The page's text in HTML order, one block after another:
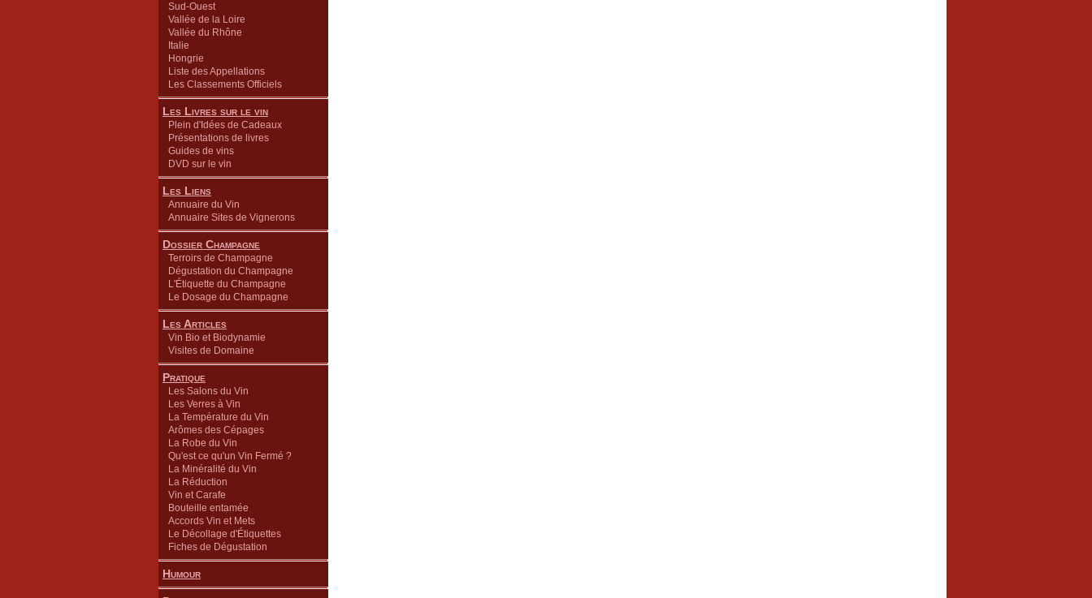
Sud-Ouest
Vallée de la Loire
Vallée du Rhône
Italie
Hongrie
Liste des Appellations
Les Classements Officiels
Les Livres sur le vin
Plein d'Idées de Cadeaux
Présentations de livres
Guides de vins
DVD sur le vin
Les Liens
Annuaire du Vin
Annuaire Sites de Vignerons
Dossier Champagne
Terroirs de Champagne
Dégustation du Champagne
L'Étiquette du Champagne
Le Dosage du Champagne
Les Articles
Vin Bio et Biodynamie
Visites de Domaine
Pratique
Les Salons du Vin
Les Verres à Vin
La Température du Vin
Arômes des Cépages
La Robe du Vin
Qu'est ce qu'un Vin Fermé ?
La Minéralité du Vin
La Réduction
Vin et Carafe
Bouteille entamée
Accords Vin et Mets
Le Décollage d'Étiquettes
Fiches de Dégustation
Humour